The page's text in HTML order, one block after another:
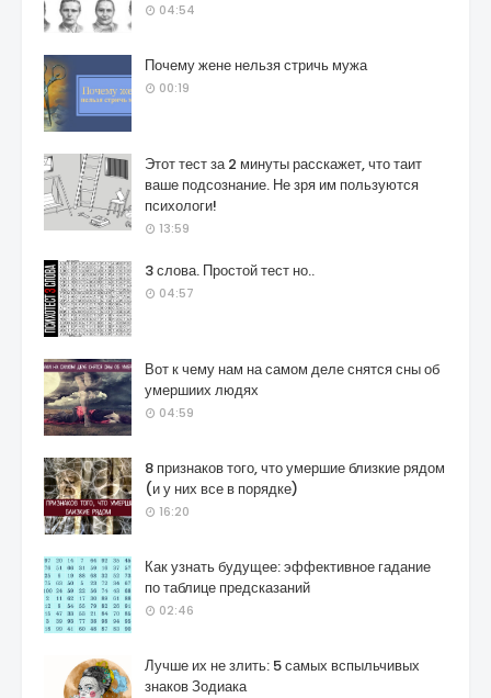
04:54
Почему жене нельзя стричь мужа
00:19
Этот тест за 2 минуты расскажет, что таит
ваше подсознание. Не зря им пользуются
психологи!
13:59
3 слова. Простой тест но..
04:57
Вот к чему нам на самом деле снятся сны об
умершиих людях
04:59
8 признаков того, что умершие близкие рядом
(и у них все в порядке)
16:20
Как узнать будущее: эффективное гадание
по таблице предсказаний
02:46
Лучше их не злить: 5 самых вспыльчивых
знаков Зодиака